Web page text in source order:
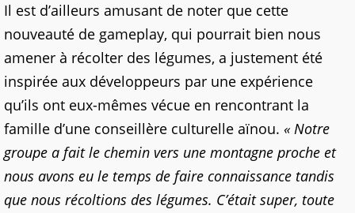
Il est d’ailleurs amusant de noter que cette
nouveauté de gameplay, qui pourrait bien nous
amener à récolter des légumes, a justement été
inspirée aux développeurs par une expérience
qu’ils ont eux-mêmes vécue en rencontrant la
famille d’une conseillère culturelle aïnou. « Notre
groupe a fait le chemin vers une montagne proche et
nous avons eu le temps de faire connaissance tandis
que nous récoltions des légumes. C’était super, toute